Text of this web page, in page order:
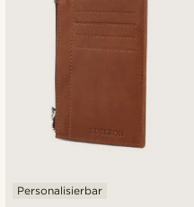
Personalisierbar